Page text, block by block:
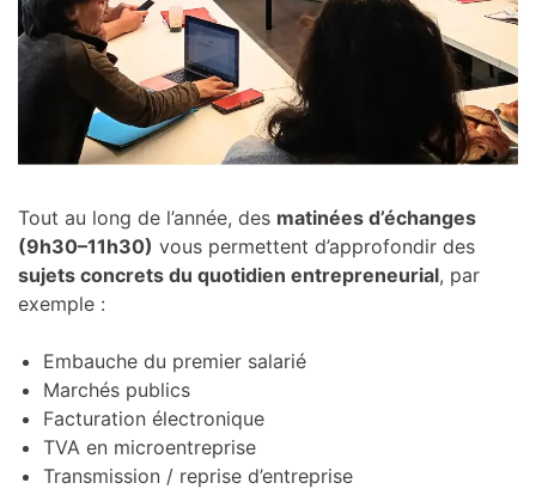
Tout au long de l’année, des matinées d’échanges
(9h30–11h30) vous permettent d’approfondir des
sujets concrets du quotidien entrepreneurial, par
exemple :
Embauche du premier salarié
Marchés publics
Facturation électronique
TVA en microentreprise
Transmission / reprise d’entreprise